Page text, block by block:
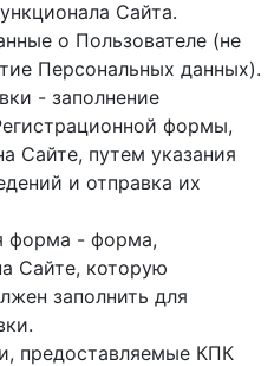
Сайта.
о Пользователе (не
Персональных данных).
- заполнение
формы,
Сайте, путем указания
и отправка их
форма - форма,
Сайте, которую
заполнить для
предоставляемые КПК